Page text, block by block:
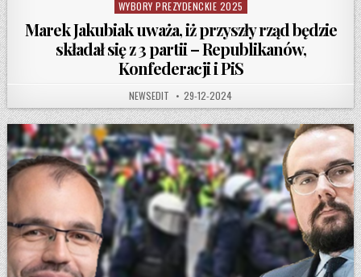
WYBORY PREZYDENCKIE 2025
Marek Jakubiak uważa, iż przyszły rząd będzie
składał się z 3 partii – Republikanów,
Konfederacji i PiS
AUTHOR:
NEWSEDIT PUBLISHED DATE:
29-12-2024